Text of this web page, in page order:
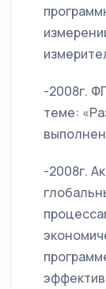
-2008г.
теме:
-2008г.